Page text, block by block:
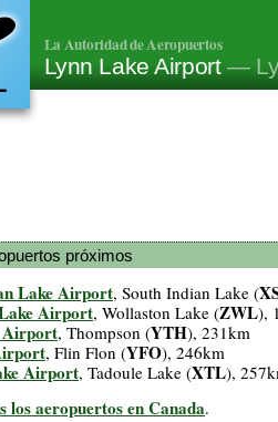
La Autoridad de Aeropuertos
Lynn Lake Airport —
próximos
Lake Airport, South Indian Lake (
Airport, Wollaston Lake (ZWL),
Airport, Thompson (YTH), 231km
, Flin Flon (YFO), 246km
Airport, Tadoule Lake (XTL),
los aeropuertos en Canada.